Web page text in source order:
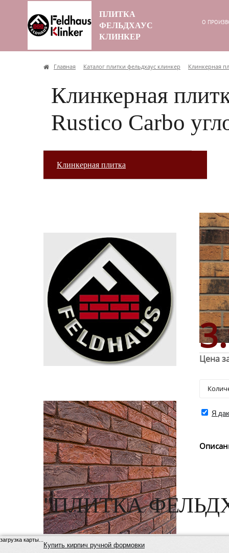
ПЛИТКА
ФЕЛЬДХАУС
КЛИНКЕР
О
Главная Каталог плитки фельдхаус клинкер Клинкерная
Клинкерная
Rustico Carbo
Клинкерная плитка
Купить кирпич ручной формовки
Цена
Я
"ПЛИТКА
загрузка карты...